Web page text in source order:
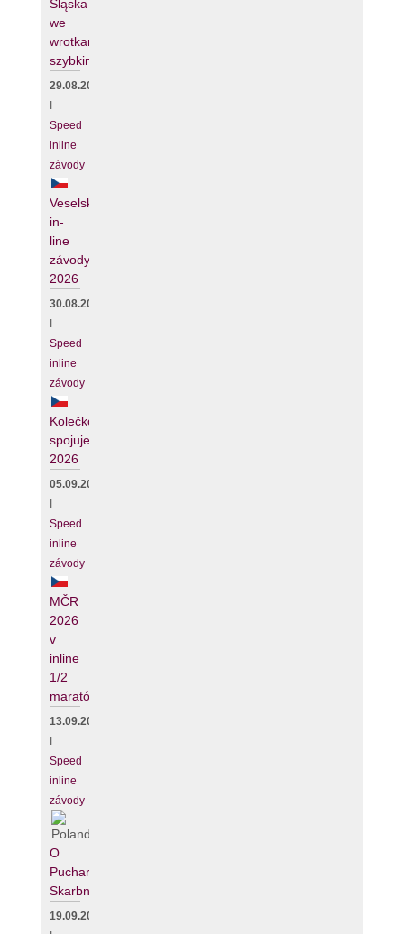
Śląska
we
wrotkarstwie
szybkim
29.08.2026
Speed
inline
závody
Veselské
in-
line
závody
2026
30.08.2026
Speed
inline
závody
Kolečko
spojuje
2026
05.09.2026
Speed
inline
závody
MČR
2026
v
inline
1/2
maratónu
13.09.2026
Speed
inline
závody
O
Puchar
Skarbnika
19.09.2026